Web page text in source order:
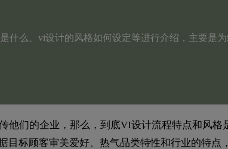
什么、vi设计的风格如何设定等进行介绍，主要是
他们的企业，那么，到底VI设计流程特点和风格
标顾客审美爱好、热气品类特性和行业的特点